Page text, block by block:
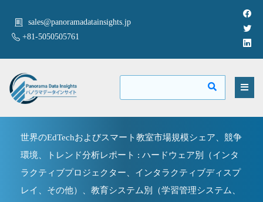
sales@panoramadatainsights.jp
+81-5050505761
世界のEdTechおよびスマート教室市場規模シェア、競争
環境、トレンド分析レポート : ハードウェア別（インタ
ラクティブプロジェクター、インタラクティブディスプ
レイ、その他）、教育システム別（学習管理システム、